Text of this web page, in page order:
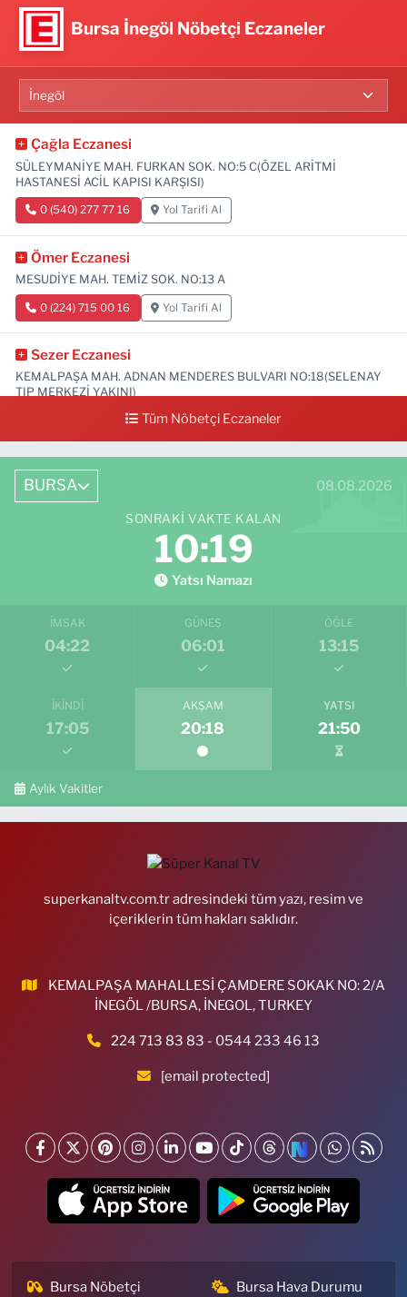
Bursa İnegöl Nöbetçi Eczaneler
Çağla Eczanesi
SÜLEYMANİYE MAH. FURKAN SOK. NO:5 C(ÖZEL ARİTMİ
HASTANESİ ACİL KAPISI KARŞISI)
0 (540) 277 77 16 Yol Tarifi Al
Ömer Eczanesi
MESUDİYE MAH. TEMİZ SOK. NO:13 A
0 (224) 715 00 16 Yol Tarifi Al
Sezer Eczanesi
KEMALPAŞA MAH. ADNAN MENDERES BULVARI NO:18(SELENAY
TIP MERKEZİ YAKINI)
0 (224) 711 64 49 Yol Tarifi Al
Tüm Nöbetçi Eczaneler
BURSA 08.08.2026
SONRAKI VAKTE KALAN
10:18
Yatsı Namazı
İMSAK
04:22
GÜNEŞ
06:01
ÖĞLE
13:15
İKINDI
17:05
AKŞAM
20:18
YATSI
21:50
Aylık Vakitler
superkanaltv.com.tr adresindeki tüm yazı, resim ve
içeriklerin tüm hakları saklıdır.
KEMALPAŞA MAHALLESİ ÇAMDERE SOKAK NO: 2/A
İNEGÖL /BURSA, İNEGOL, TURKEY
224 713 83 83 - 0544 233 46 13
[email protected]
Bursa Nöbetçi
Bursa Hava Durumu